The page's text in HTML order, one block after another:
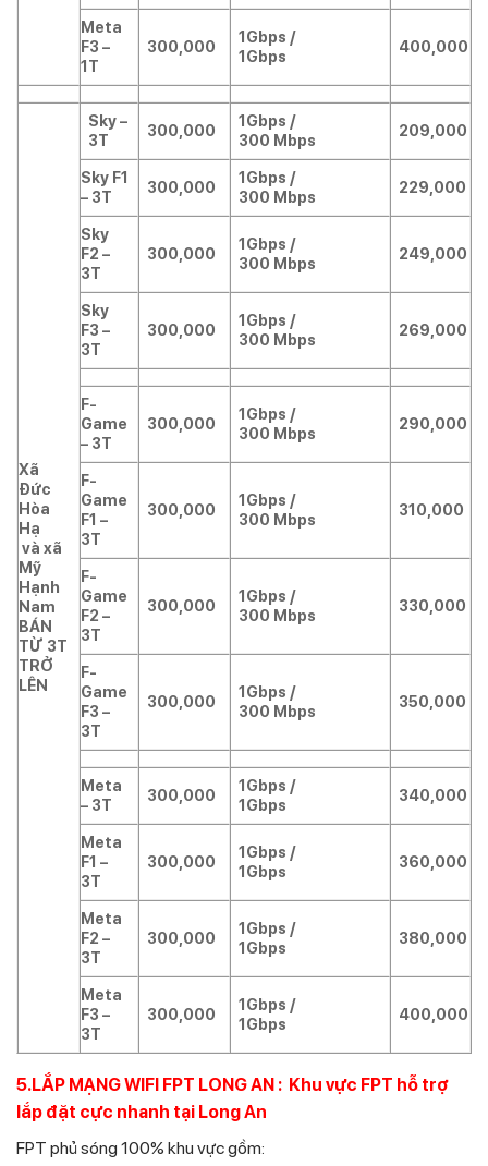
Meta
F3 –
1T
300,000
1Gbps /
1Gbps
400,000
Xã
Đức
Hòa
Hạ
và xã
Mỹ
Hạnh
Nam
BÁN
TỪ 3T
TRỞ
LÊN
Sky –
3T
300,000
1Gbps /
300 Mbps
209,000
Sky F1
– 3T
300,000
1Gbps /
300 Mbps
229,000
Sky
F2 –
3T
300,000
1Gbps /
300 Mbps
249,000
Sky
F3 –
3T
300,000
1Gbps /
300 Mbps
269,000
F-
Game
– 3T
300,000
1Gbps /
300 Mbps
290,000
F-
Game
F1 –
3T
300,000
1Gbps /
300 Mbps
310,000
F-
Game
F2 –
3T
300,000
1Gbps /
300 Mbps
330,000
F-
Game
F3 –
3T
300,000
1Gbps /
300 Mbps
350,000
Meta
– 3T
300,000
1Gbps /
1Gbps
340,000
Meta
F1 –
3T
300,000
1Gbps /
1Gbps
360,000
Meta
F2 –
3T
300,000
1Gbps /
1Gbps
380,000
Meta
F3 –
3T
300,000
1Gbps /
1Gbps
400,000
5.LẮP MẠNG WIFI FPT LONG AN : Khu vực FPT hỗ trợ
lắp đặt cực nhanh tại Long An
FPT phủ sóng 100% khu vực gồm: